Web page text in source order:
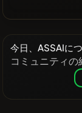
今日、ASSAIに
コミュニティの